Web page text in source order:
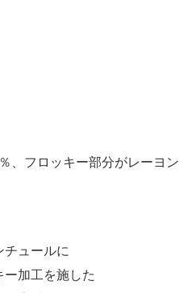
、フロッキー部分がレーヨン
チュールに
ー加工を施した